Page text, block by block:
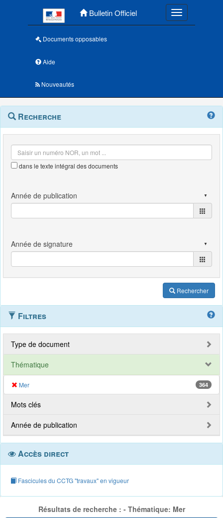
Bulletin Officiel Toggle
Documents opposables
Aide
Nouveautés
Navigation
outils
Menu
contextuel
Recherche
dans le texte intégral des documents
Rechercher
Filtres
Type de document
Thématique
Mer 364
Mots clés
Année de publication
Accès direct
Fascicules du CCTG "travaux" en vigueur
Résultats de recherche : - Thématique: Mer